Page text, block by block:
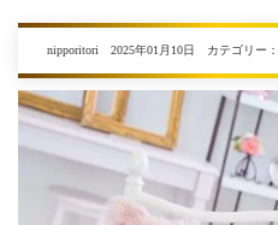
nipporitori 2025年01月10日 カテゴリー：